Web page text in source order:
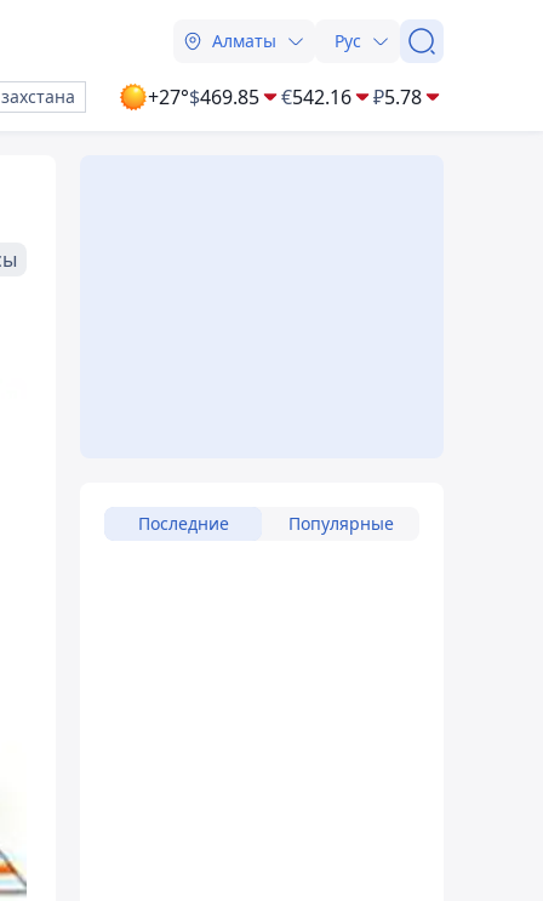
Алматы Рус
+27°$469.85 €542.16 ₽5.78
Последние Популярные